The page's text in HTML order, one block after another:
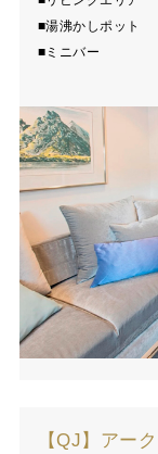
■湯沸かしポット
■ミニバー
【QJ】アー